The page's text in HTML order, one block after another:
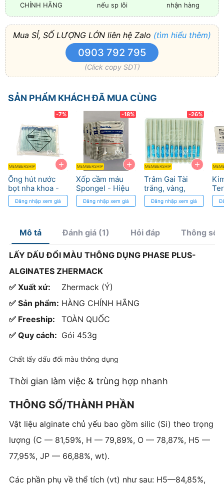
HYDROGUM Alginates
Cực Mềm - Zhermack
Đã bán: 504
ĐĂNG NHẬP
CHÍNH HÃNG
nếu sp lỗi
nhận hàng
Mua SỈ, SỐ LƯỢNG LỚN liên hệ Zalo (tìm hiểu thêm)
0903 792 795
(Click copy SDT)
SẢN PHẨM KHÁCH ĐÃ MUA CÙNG
+
-7%
MEMBERSHIP
Ống hút nước
bọt nha khoa -
An Toàn cho
bệnh nhân
Đăng nhập xem giá
+
-18%
MEMBERSHIP
Xốp cầm máu
Spongel - Hiệu
quả cầm máu
cao
Đăng nhập xem giá
+
-26%
MEMBERSHIP
Trâm Gai Tài
trắng, vàng,
xanh: Dụng Cụ
Chuyên Dụng
Đăng nhập xem giá
kế
sắc
Mô tả Đánh giá (1) Hỏi đáp Thông số/
LẤY DẤU ĐỔI MÀU THÔNG DỤNG PHASE PLUS-
ALGINATES ZHERMACK
✅ Xuất xứ:
Zhermack (Ý)
✅ Sản phẩm: HÀNG CHÍNH HÃNG
✅ Freeship:
TOÀN QUỐC
✅ Quy cách: Gói 453g
Chất lấy dấu đổi màu thông dụng
Thời gian làm việc & trùng hợp nhanh
THÔNG SỐ/THÀNH PHẦN
Vật liệu alginate chủ yếu bao gồm silic (Si) theo trọng
lượng (C — 81,59%, H — 79,89%, O — 78,87%, H5 —
77,95%, JP — 66,88%, wt).
Các phần phụ về thể tích (vt) như sau: H5—84,85%,